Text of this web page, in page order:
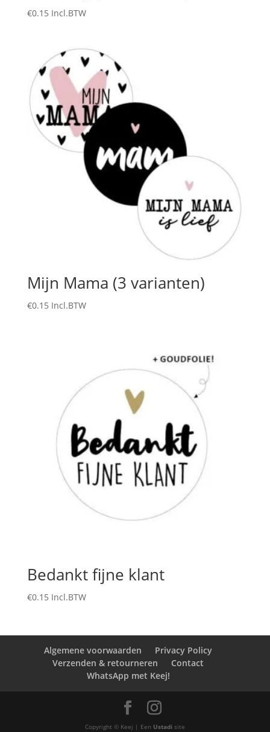
€0.15 Incl.BTW
Mijn Mama (3 varianten)
€0.15 Incl.BTW
Bedankt fijne klant
€0.15 Incl.BTW
Algemene voorwaarden
Privacy Policy
Verzenden & retourneren
Contact
WhatsApp met Keej!
Copyright © Keej | Een Ustadi site